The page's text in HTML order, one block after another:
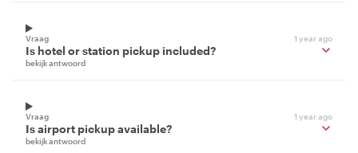
Vraag 1 year ago
Is hotel or station pickup included?
bekijk antwoord
Vraag 1 year ago
Is airport pickup available?
bekijk antwoord